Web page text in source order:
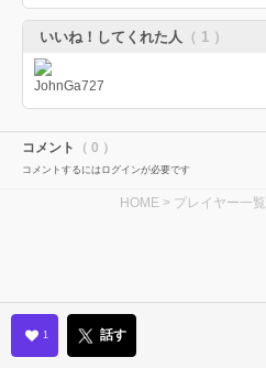
いいね！してくれた人 （ 1 ）
コメント （ 0 ）
コメントするにはログインが必要です
HOME > プレイヤー一覧
1 話す